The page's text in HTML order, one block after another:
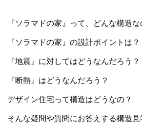
『ソラマドの家』って、どんな構造な
『ソラマドの家』の設計ポイントは？
『地震』に対してはどうなんだろう？
『断熱』はどうなんだろう？
デザイン住宅って構造はどうなの？
そんな疑問や質問にお答えする構造